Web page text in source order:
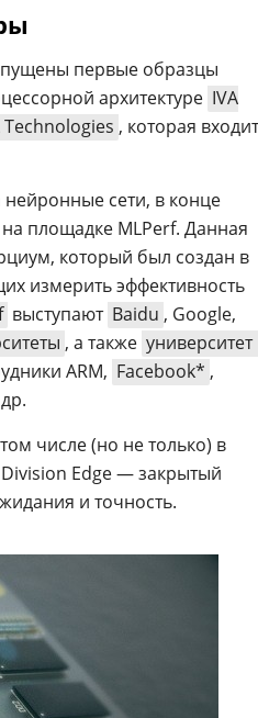
первые образцы
архитектуре IVA
Technologies , которая
нейронные сети, в конце
на площадке MLPerf. Данная
который был создан в
измерить эффективность
выступают Baidu , Google,
, а также университет
ARM, Facebook* ,
числе (но не только) в
Edge — закрытый
и точность.